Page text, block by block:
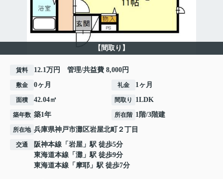
【間取り】
賃料 12.1万円 管理/共益費 8,000円
敷金 0ヶ月 礼金 1ヶ月
面積 42.04㎡ 間取り 1LDK
築年数 築1年 所在階 1階/3階建
所在地 兵庫県神戸市灘区岩屋北町 ２丁目
交通 阪神本線 「 岩屋 」駅 徒歩5分
東海道本線 「 灘 」駅 徒歩9分
東海道本線 「 摩耶 」駅 徒歩7分